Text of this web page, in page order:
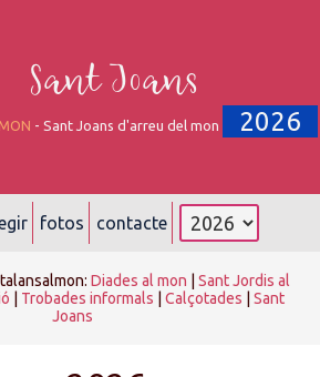
Sant Joans
- Sant Joans d'arreu del mon 2026
fotos contacte
Diades al mon
Sant Jordis al
Trobades informals Calçotades
Sant
Joans